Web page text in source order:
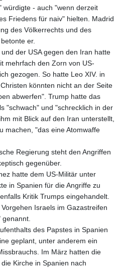
- auch "wenn derzeit
Friedens für naiv" hielten. Madrid
des Völkerrechts und des
er.
der USA gegen den Iran hatte
mehrfach den Zorn von US-
gezogen. So hatte Leo XIV. in
könnten nicht an der Seite
abwerfen". Trump hatte das
"schwach" und "schrecklich in der
mit Blick auf den Iran unterstellt,
machen, "das eine Atomwaffe
Regierung steht den Angriffen
gegenüber.
hatte dem US-Militär unter
in Spanien für die Angriffe zu
Kritik Trumps eingehandelt.
Israels im Gazastreifen
genannt.
des Papstes in Spanien
geplant, unter anderem ein
Im März hatten die
Kirche in Spanien nach